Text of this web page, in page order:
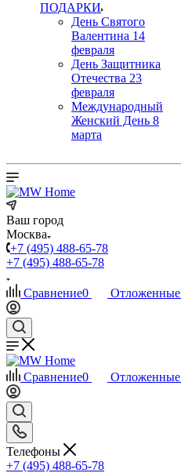
ПОДАРКИ
День Святого
Валентина 14
февраля
День Защитника
Отечества 23
февраля
Международный
Женский День 8
марта
Ваш город
Москва
+7 (495) 488-65-78
+7 (495) 488-65-78
Сравнение0 Отложенные
Сравнение0 Отложенные
Телефоны
+7 (495) 488-65-78